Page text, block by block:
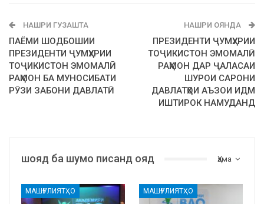
НАШРИ ГУЗАШТА
ПАЁМИ ШОДБОШИИ
ПРЕЗИДЕНТИ ҶУМҲУРИИ
ТОҶИКИСТОН ЭМОМАЛӢ
РАҲМОН БА МУНОСИБАТИ
РӮЗИ ЗАБОНИ ДАВЛАТӢ
НАШРИ ОЯНДА
ПРЕЗИДЕНТИ ҶУМҲУРИИ
ТОҶИКИСТОН ЭМОМАЛӢ
РАҲМОН ДАР ҶАЛАСАИ
ШУРОИ САРОНИ
ДАВЛАТҲОИ АЪЗОИ ИДМ
ИШТИРОК НАМУДАНД
Ҳама
шояд ба шумо писанд ояд
МАШҒУЛИЯТҲО МАШҒУЛИЯТҲО